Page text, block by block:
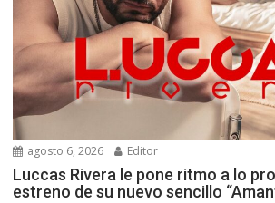
agosto 6, 2026 Editor
Luccas Rivera le pone ritmo a lo
estreno de su nuevo sencillo